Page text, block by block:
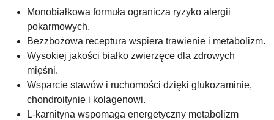
Monobiałkowa formuła ogranicza ryzyko alergii
pokarmowych.
Bezzbożowa receptura wspiera trawienie i metabolizm.
Wysokiej jakości białko zwierzęce dla zdrowych
mięśni.
Wsparcie stawów i ruchomości dzięki glukozaminie,
chondroitynie i kolagenowi.
L-karnityna wspomaga energetyczny metabolizm